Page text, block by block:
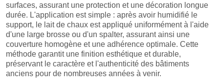
surfaces, assurant une protection et une décoration longue
durée. L'application est simple : après avoir humidifié le
support, le lait de chaux est appliqué uniformément à l'aide
d'une large brosse ou d'un spalter, assurant ainsi une
couverture homogène et une adhérence optimale. Cette
méthode garantit une finition esthétique et durable,
préservant le caractère et l'authenticité des bâtiments
anciens pour de nombreuses années à venir.